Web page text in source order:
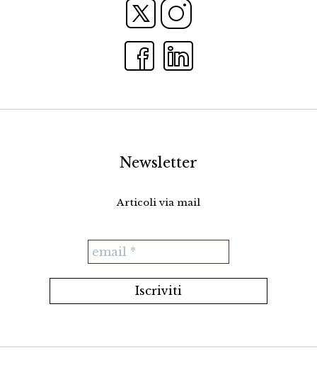
Newsletter
Articoli via mail